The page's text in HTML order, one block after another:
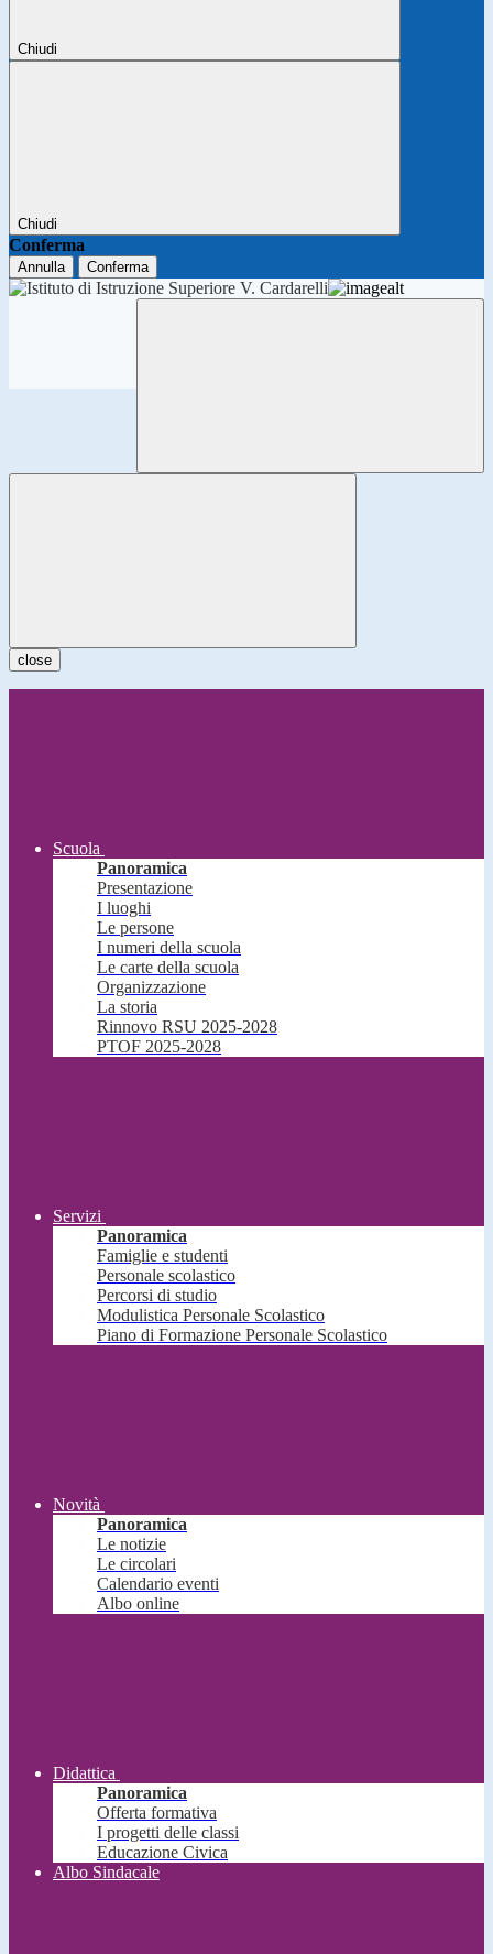
Chiudi
Chiudi
Conferma
Annulla Conferma
close
Scuola
Panoramica
Presentazione
I luoghi
Le persone
I numeri della scuola
Le carte della scuola
Organizzazione
La storia
Rinnovo RSU 2025-2028
PTOF 2025-2028
Servizi
Panoramica
Famiglie e studenti
Personale scolastico
Percorsi di studio
Modulistica Personale Scolastico
Piano di Formazione Personale Scolastico
Novità
Panoramica
Le notizie
Le circolari
Calendario eventi
Albo online
Didattica
Panoramica
Offerta formativa
I progetti delle classi
Educazione Civica
Albo Sindacale